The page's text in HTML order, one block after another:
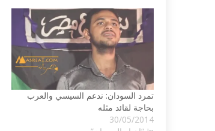
تمرد السودان: ندعم السيسي والعرب
بحاجة لقائد مثله
30/05/2014